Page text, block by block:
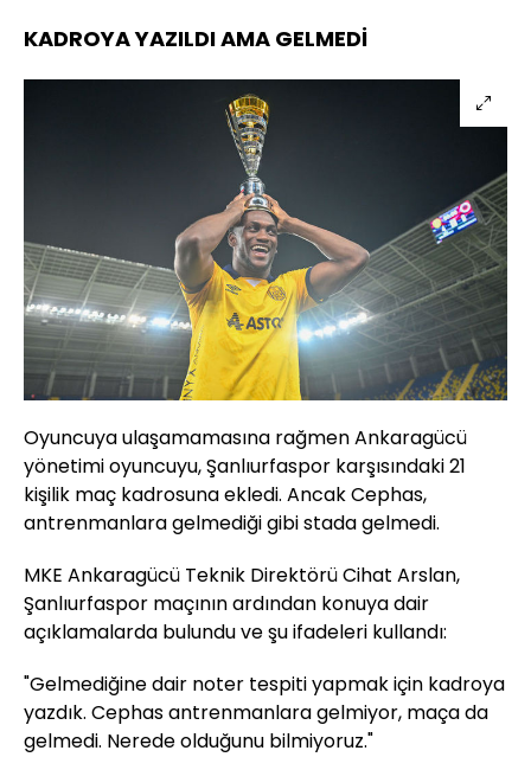
KADROYA YAZILDI AMA GELMEDİ
Oyuncuya ulaşamamasına rağmen Ankaragücü
yönetimi oyuncuyu, Şanlıurfaspor karşısındaki 21
kişilik maç kadrosuna ekledi. Ancak Cephas,
antrenmanlara gelmediği gibi stada gelmedi.
MKE Ankaragücü Teknik Direktörü Cihat Arslan,
Şanlıurfaspor maçının ardından konuya dair
açıklamalarda bulundu ve şu ifadeleri kullandı:
"Gelmediğine dair noter tespiti yapmak için kadroya
yazdık. Cephas antrenmanlara gelmiyor, maça da
gelmedi. Nerede olduğunu bilmiyoruz."